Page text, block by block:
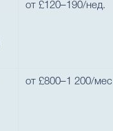
от £120–190/нед.
от £800–1 200/